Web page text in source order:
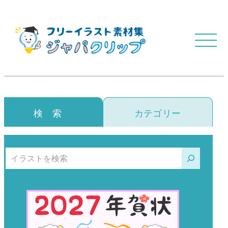
検 索 カテゴリー
検索